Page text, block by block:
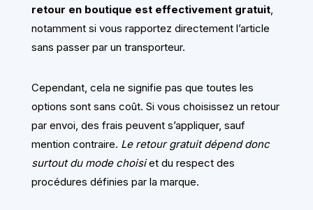
retour en boutique est effectivement gratuit,
notamment si vous rapportez directement l’article
sans passer par un transporteur.
Cependant, cela ne signifie pas que toutes les
options sont sans coût. Si vous choisissez un retour
par envoi, des frais peuvent s’appliquer, sauf
mention contraire. Le retour gratuit dépend donc
surtout du mode choisiet du respect des
procédures définies par la marque.